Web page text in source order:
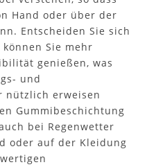
Hand oder über der
Entscheiden Sie sich
Sie mehr
genießen, was
und
nützlich erweisen
Gummibeschichtung
bei Regenwetter
oder auf der Kleidung